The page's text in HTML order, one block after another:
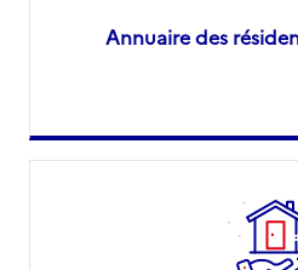
Annuaire des